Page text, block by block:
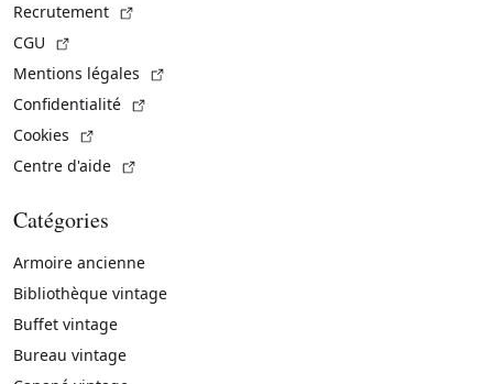
Recrutement
CGU
Mentions légales
Confidentialité
Cookies
Centre d'aide
Catégories
Armoire ancienne
Bibliothèque vintage
Buffet vintage
Bureau vintage